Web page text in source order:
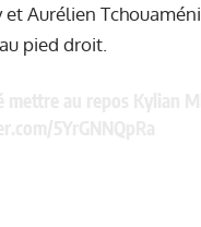
Aurélien
pied droit.